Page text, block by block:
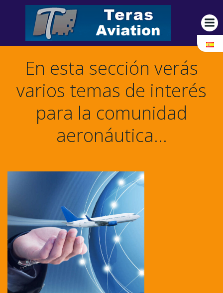
Saltar
al
contenido
En esta sección verás
varios temas de interés
para la comunidad
aeronáutica…